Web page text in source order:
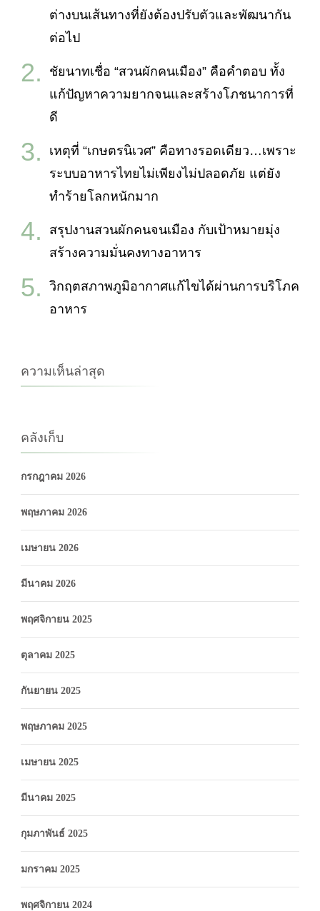
ต่างบนเส้นทางที่ยังต้องปรับตัวและพัฒนากัน
ต่อไป
ชัยนาทเชื่อ “สวนผักคนเมือง” คือคำตอบ ทั้ง
แก้ปัญหาความยากจนและสร้างโภชนาการที่
ดี
เหตุที่ “เกษตรนิเวศ” คือทางรอดเดียว…เพราะ
ระบบอาหารไทยไม่เพียงไม่ปลอดภัย แต่ยัง
ทำร้ายโลกหนักมาก
สรุปงานสวนผักคนจนเมือง กับเป้าหมายมุ่ง
สร้างความมั่นคงทางอาหาร
วิกฤตสภาพภูมิอากาศแก้ไขได้ผ่านการบริโภค
อาหาร
ความเห็นล่าสุด
คลังเก็บ
กรกฎาคม 2026
พฤษภาคม 2026
เมษายน 2026
มีนาคม 2026
พฤศจิกายน 2025
ตุลาคม 2025
กันยายน 2025
พฤษภาคม 2025
เมษายน 2025
มีนาคม 2025
กุมภาพันธ์ 2025
มกราคม 2025
พฤศจิกายน 2024